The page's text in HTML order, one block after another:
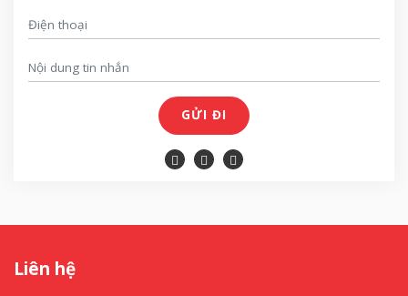
GỬI ĐI
Liên hệ